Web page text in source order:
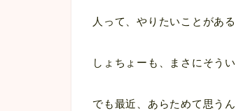
人って、やりたいことがあ
しょちょーも、まさにそう
でも最近、あらためて思うん